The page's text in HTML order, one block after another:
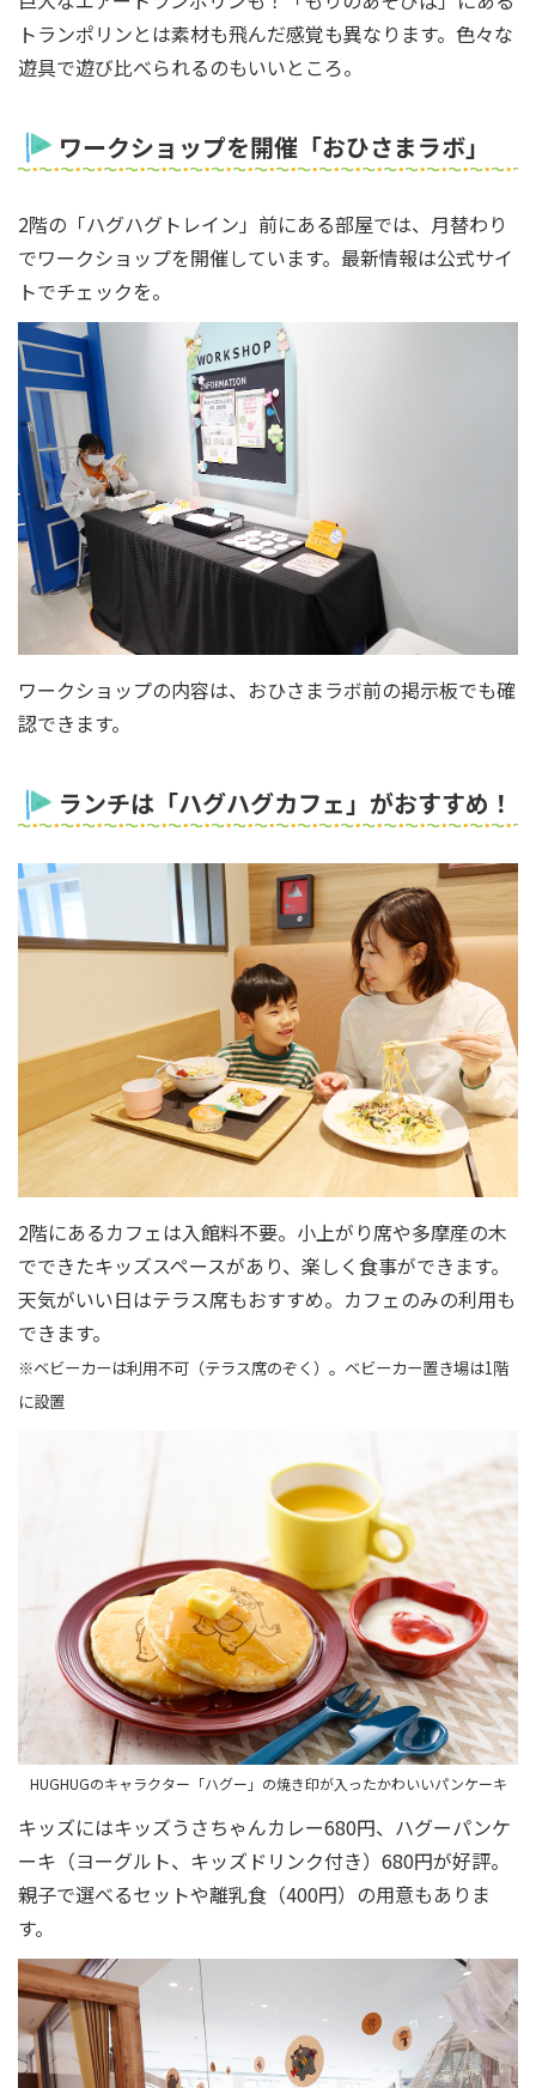
トランポリンとは素材も飛んだ感覚も異なります。色々な
遊具で遊び比べられるのもいいところ。
ワークショップを開催「おひさまラボ」
2階の「ハグハグトレイン」前にある部屋では、月替わり
でワークショップを開催しています。最新情報は公式サイ
トでチェックを。
ワークショップの内容は、おひさまラボ前の掲示板でも確
認できます。
ランチは「ハグハグカフェ」がおすすめ！
2階にあるカフェは入館料不要。小上がり席や多摩産の木
でできたキッズスペースがあり、楽しく食事ができます。
天気がいい日はテラス席もおすすめ。カフェのみの利用も
できます。
※ベビーカーは利用不可（テラス席のぞく）。ベビーカー置き場は1階
に設置
HUGHUGのキャラクター「ハグー」の焼き印が入ったかわいいパンケーキ
キッズにはキッズうさちゃんカレー680円、ハグーパンケ
ーキ（ヨーグルト、キッズドリンク付き）680円が好評。
親子で選べるセットや離乳食（400円）の用意もありま
す。